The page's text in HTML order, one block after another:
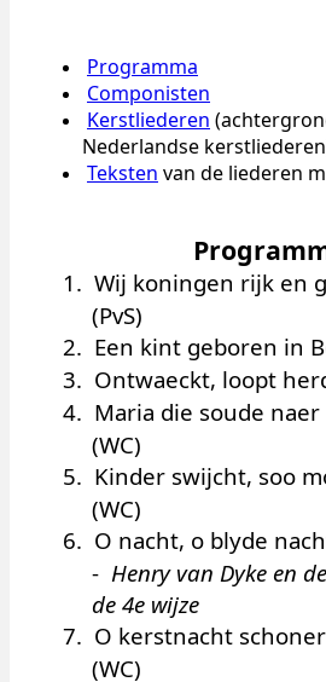
Programma
Componisten
Kerstliederen
Nederlandse
Teksten van de liederen
1. Wij koningen rijk en
(PvS)
2. Een kint geboren in
3. Ontwaeckt, loopt
4. Maria die soude
(WC)
5. Kinder swijcht, soo
(WC)
6. O nacht, o blyde
- Henry van Dyke en
de 4e wijze
7. O kerstnacht
(WC)